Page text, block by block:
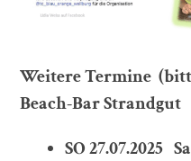
Weitere Termine
Beach-Bar Strandgut
SO 27.07.2025